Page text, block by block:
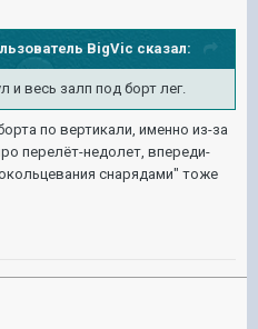
BigVic сказал:
и весь залп под борт лег.
по вертикали, именно из-за
перелёт-недолет, впереди-
снарядами" тоже